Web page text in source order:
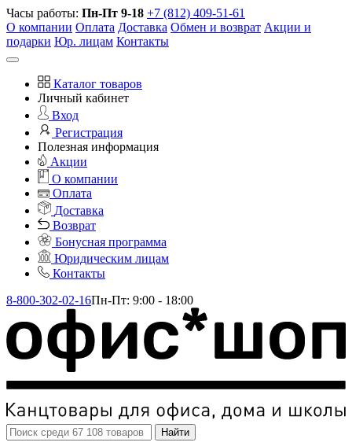
Часы работы: Пн-Пт 9-18 +7 (812) 409-51-61
О компании Оплата Доставка Обмен и возврат Акции и
подарки Юр. лицам Контакты
Каталог товаров
Личный кабинет
Вход
Регистрация
Полезная информация
Акции
О компании
Оплата
Доставка
Возврат
Бонусная программа
Юридическим лицам
Контакты
8-800-302-02-16Пн-Пт: 9:00 - 18:00
Найти